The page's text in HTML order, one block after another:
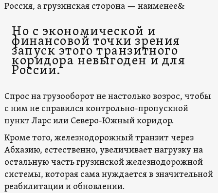
Россия, а грузинская сторона — наименее&
Но с экономической и
финансовой точки зрения
запуск этого транзитного
коридора невыгоден и для
России.
Спрос на грузооборот не настолько возрос, чтобы
с ним не справился контрольно-пропускной
пункт Ларс или Северо-Южный коридор.
Кроме того, железнодорожный транзит через
Абхазию, естественно, увеличивает нагрузку на
остальную часть грузинской железнодорожной
системы, которая сама нуждается в значительной
реабилитации и обновлении.